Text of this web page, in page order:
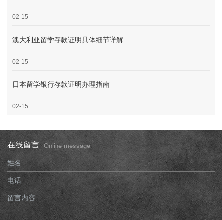
02-15
澳大利亚留学存款证明具体细节详解
02-15
日本留学银行存款证明办理指南
02-15
在线留言 Online message
姓名
电话
留言内容